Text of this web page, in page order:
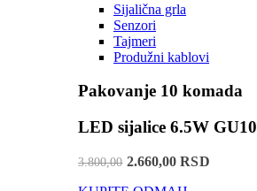
Sijalična grla
Senzori
Tajmeri
Produžni kablovi
Pakovanje 10 komada
LED sijalice 6.5W GU10
3.800,002.660,00 RSD